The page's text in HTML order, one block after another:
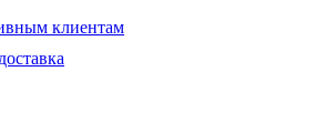
клиентам